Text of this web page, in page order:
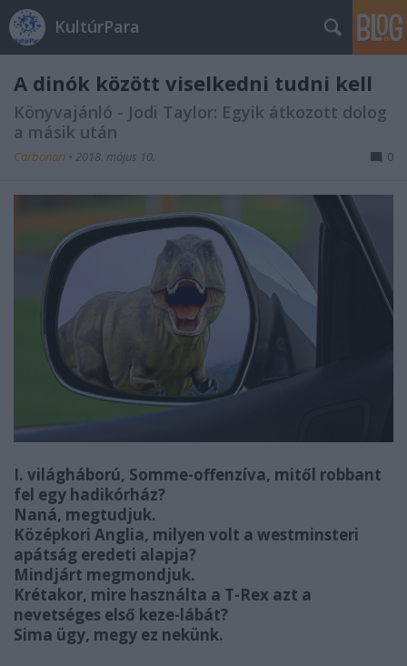
KultúrPara
A dinók között viselkedni tudni kell
Könyvajánló - Jodi Taylor: Egyik átkozott dolog
a másik után
Carbonari • 2018. május 10. 0
I. világháború, Somme-offenzíva, mitől robbant
fel egy hadikórház?
Naná, megtudjuk.
Középkori Anglia, milyen volt a westminsteri
apátság eredeti alapja?
Mindjárt megmondjuk.
Krétakor, mire használta a T-Rex azt a
nevetséges első keze-lábát?
Sima ügy, megy ez nekünk.